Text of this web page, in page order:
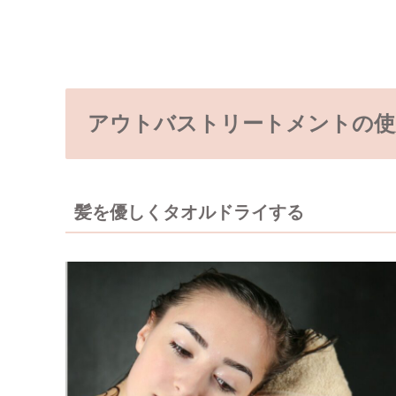
アウトバストリートメントの
髪を優しくタオルドライする